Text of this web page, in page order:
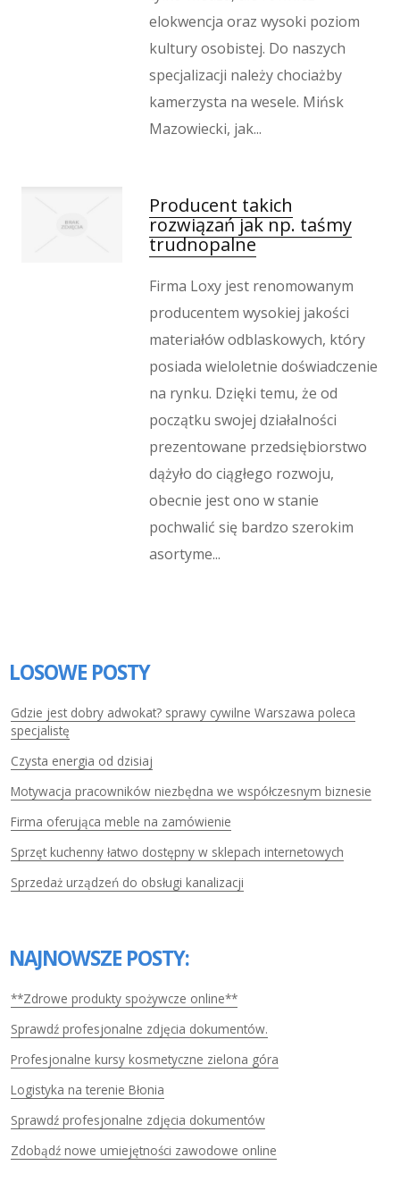
elokwencja oraz wysoki poziom
kultury osobistej. Do naszych
specjalizacji należy chociażby
kamerzysta na wesele. Mińsk
Mazowiecki, jak...
Producent takich
rozwiązań jak np. taśmy
trudnopalne
Firma Loxy jest renomowanym
producentem wysokiej jakości
materiałów odblaskowych, który
posiada wieloletnie doświadczenie
na rynku. Dzięki temu, że od
początku swojej działalności
prezentowane przedsiębiorstwo
dążyło do ciągłego rozwoju,
obecnie jest ono w stanie
pochwalić się bardzo szerokim
asortyme...
LOSOWE POSTY
Gdzie jest dobry adwokat? sprawy cywilne Warszawa poleca
specjalistę
Czysta energia od dzisiaj
Motywacja pracowników niezbędna we współczesnym biznesie
Firma oferująca meble na zamówienie
Sprzęt kuchenny łatwo dostępny w sklepach internetowych
Sprzedaż urządzeń do obsługi kanalizacji
NAJNOWSZE POSTY:
**Zdrowe produkty spożywcze online**
Sprawdź profesjonalne zdjęcia dokumentów.
Profesjonalne kursy kosmetyczne zielona góra
Logistyka na terenie Błonia
Sprawdź profesjonalne zdjęcia dokumentów
Zdobądź nowe umiejętności zawodowe online